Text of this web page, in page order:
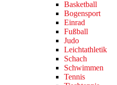
Basketball
Bogensport
Einrad
Fußball
Judo
Leichtathletik
Schach
Schwimmen
Tennis